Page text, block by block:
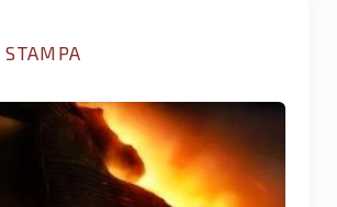
STAMPA